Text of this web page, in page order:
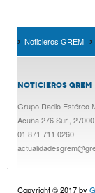
Noticieros GREM
NOTICIEROS GREM
Grupo Radio Estéreo
Acuña 276 Sur.,
01 871 711 0260
Copyright © 2017 by